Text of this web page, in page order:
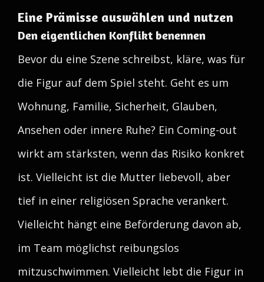
Eine Prämisse auswählen und nutzen
Den eigentlichen Konflikt benennen
Bevor du eine Szene schreibst, kläre, was für
die Figur auf dem Spiel steht. Geht es um
Wohnung, Familie, Sicherheit, Glauben,
Ansehen oder innere Ruhe? Ein Coming-out
wirkt am stärksten, wenn das Risiko konkret
ist. Vielleicht ist die Mutter liebevoll, aber
tief in einer religiösen Sprache verankert.
Vielleicht hängt eine Beförderung davon ab,
im Team möglichst reibungslos
mitzuschwimmen. Vielleicht lebt die Figur in